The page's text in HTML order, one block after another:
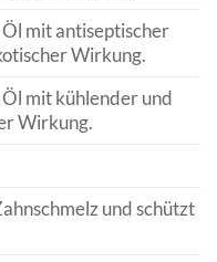
mit antiseptischer
Wirkung.
mit kühlender und
Wirkung.
und schützt